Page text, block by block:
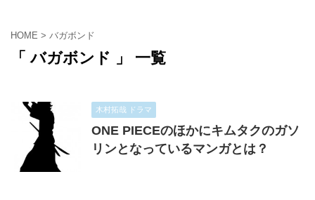
HOME > バガボンド
「 バガボンド 」 一覧
木村拓哉 ドラマ
ONE PIECEのほかにキムタクのガソ
リンとなっているマンガとは？